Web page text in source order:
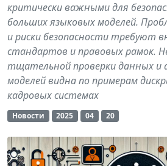
критически важными для
больших языковых моделей.
и риски безопасности требуют
стандартов и правовых рамок.
тщательной проверки данных и
моделей видна по примерам
кадровых системах
Новости 2025 04 20